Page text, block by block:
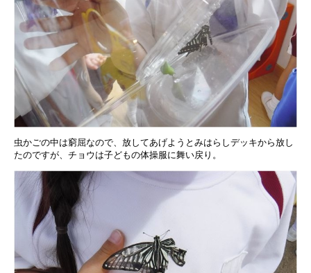
虫かごの中は窮屈なので、放してあげようとみはらしデッキから放し
たのですが、チョウは子どもの体操服に舞い戻り。